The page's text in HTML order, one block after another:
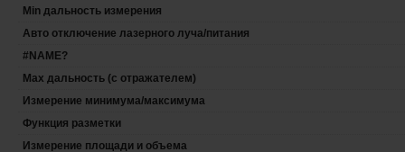
Min дальность измерения
Авто отключение лазерного луча/питания
#NAME?
Max дальность (с отражателем)
Измерение минимума/максимума
Функция разметки
Измерение площади и объема